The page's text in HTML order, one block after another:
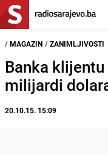
/ MAGAZIN / ZANIMLJIVOSTI
Banka
milijardi
20.10.15. 15:09